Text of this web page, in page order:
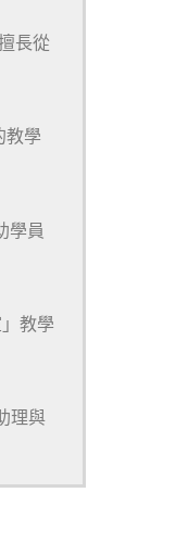
長從
教學
學員
教學
理與